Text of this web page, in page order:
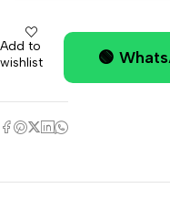
Add to
wishlist
🟢